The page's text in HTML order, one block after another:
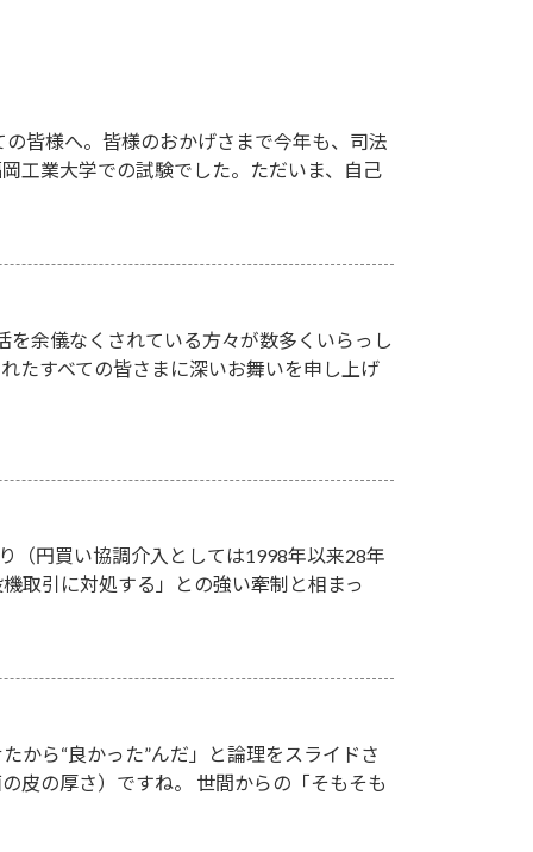
皆様へ。皆様のおかげさまで今年も、司法
工業大学での試験でした。ただいま、自己
余儀なくされている方々が数多くいらっし
たすべての皆さまに深いお舞いを申し上げ
（円買い協調介入としては1998年以来28年
取引に対処する」との強い牽制と相まっ
から“良かった”んだ」と論理をスライドさ
皮の厚さ）ですね。 世間からの「そもそも